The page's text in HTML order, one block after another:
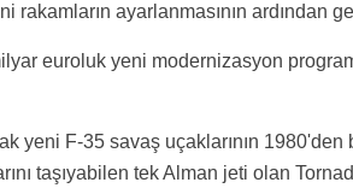
rakamların ayarlanmasının ardından
euroluk yeni modernizasyon
yeni F-35 savaş uçaklarının
taşıyabilen tek Alman jeti olan